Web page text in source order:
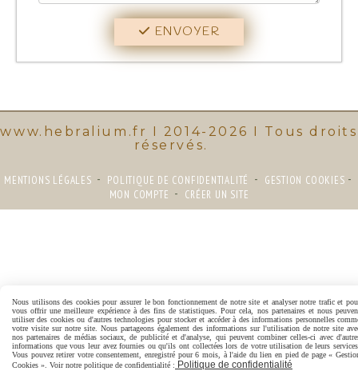
ENVOYER
www.hebralium.fr I 2014-2026 I Tous droits
réservés.
MENTIONS LÉGALES POLITIQUE DE CONFIDENTIALITÉ
GESTION COOKIES
MON COMPTE
CRÉER UN SITE
Nous utilisons des cookies pour assurer le bon fonctionnement de notre site et analyser notre trafic et
vous offrir une meilleure expérience à des fins de statistiques. Pour cela, nos partenaires et nous
utiliser des cookies ou d'autres technologies pour stocker et accéder à des informations personnelles
votre visite sur notre site. Nous partageons également des informations sur l'utilisation de notre site
nos partenaires de médias sociaux, de publicité et d'analyse, qui peuvent combiner celles-ci avec
informations que vous leur avez fournies ou qu'ils ont collectées lors de votre utilisation de leurs
Vous pouvez retirer votre consentement, enregistré pour 6 mois, à l'aide du lien en pied de page «
Cookies ». Voir notre politique de confidentialité : Politique de confidentialité